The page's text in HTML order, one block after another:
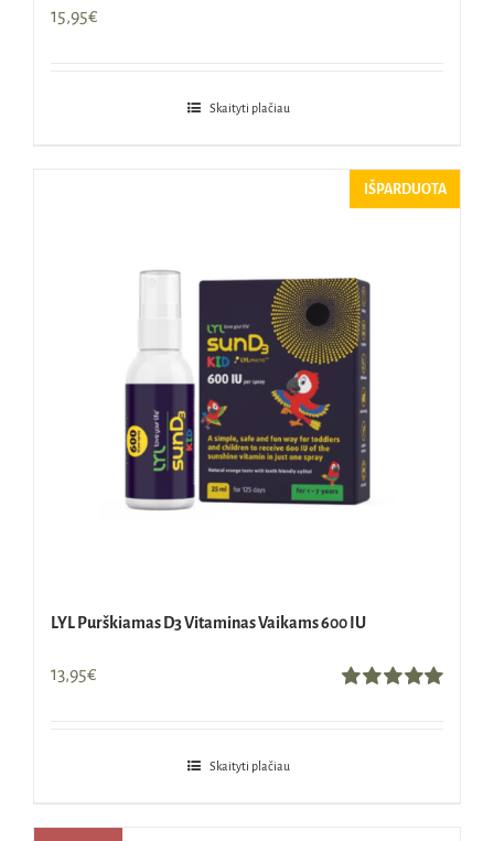
15,95€
Skaityti plačiau
IŠPARDUOTA
LYL Purškiamas D3 Vitaminas Vaikams 600 IU
13,95€
Skaityti plačiau